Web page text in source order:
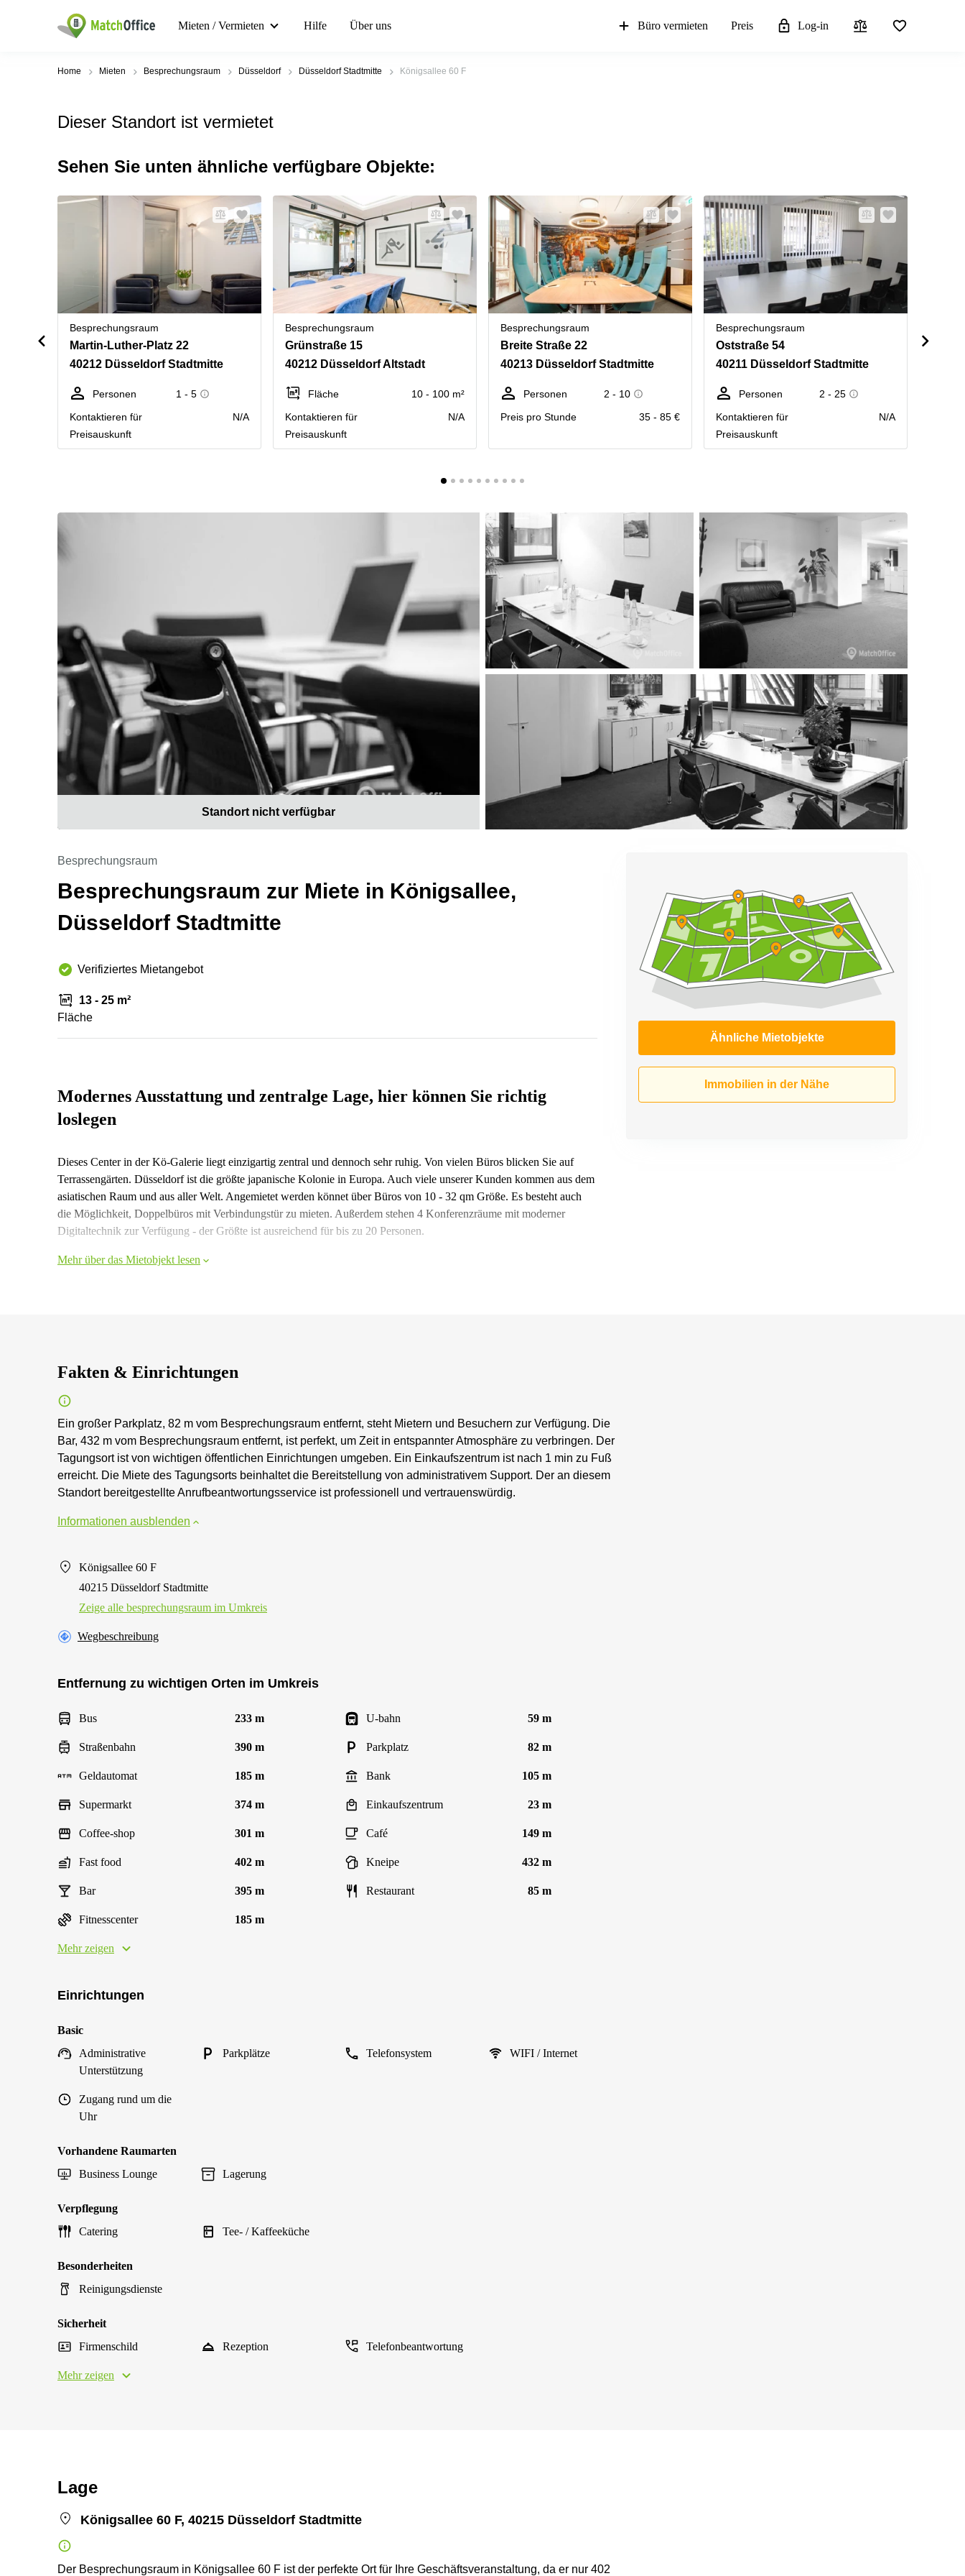
Mieten / Vermieten Hilfe Über uns Büro vermieten Preis Log-in
Home Mieten Besprechungsraum Düsseldorf Düsseldorf Stadtmitte Königsallee 60 F
Dieser Standort ist vermietet
Sehen Sie unten ähnliche verfügbare Objekte:
Besprechungsraum
Martin-Luther-Platz 22
40212 Düsseldorf Stadtmitte
Personen
1 - 5
Kontaktieren für
Preisauskunft
N/A
Besprechungsraum
Grünstraße 15
40212 Düsseldorf Altstadt
Fläche
10 - 100 m²
Kontaktieren für
Preisauskunft
N/A
Besprechungsraum
Breite Straße 22
40213 Düsseldorf Stadtmitte
Personen
2 - 10
Preis pro Stunde
35 - 85 €
Besprechungsraum
Oststraße 54
40211 Düsseldorf Stadtmitte
Personen
2 - 25
Kontaktieren für
Preisauskunft
N/A
Standort nicht verfügbar
Besprechungsraum
Besprechungsraum zur Miete in Königsallee,
Düsseldorf Stadtmitte
Verifiziertes Mietangebot
13 - 25 m²
Fläche
Ähnliche Mietobjekte
Immobilien in der Nähe
Modernes Ausstattung und zentralge Lage, hier können Sie richtig
loslegen
Dieses Center in der Kö-Galerie liegt einzigartig zentral und dennoch sehr ruhig. Von vielen Büros blicken Sie auf
Terrassengärten. Düsseldorf ist die größte japanische Kolonie in Europa. Auch viele unserer Kunden kommen aus dem
asiatischen Raum und aus aller Welt. Angemietet werden könnet über Büros von 10 -­ 32 qm Größe. Es besteht auch
die Möglichkeit, Doppelbüros mit Verbindungstür zu mieten. Außerdem stehen 4 Konferenzräume mit moderner
Digitaltechnik zur Verfügung - der Größte ist ausreichend für bis zu 20 Personen.
Mehr über das Mietobjekt lesen
Fakten & Einrichtungen
Ein großer Parkplatz, 82 m vom Besprechungsraum entfernt, steht Mietern und Besuchern zur Verfügung. Die
Bar, 432 m vom Besprechungsraum entfernt, ist perfekt, um Zeit in entspannter Atmosphäre zu verbringen. Der
Tagungsort ist von wichtigen öffentlichen Einrichtungen umgeben. Ein Einkaufszentrum ist nach 1 min zu Fuß
erreicht. Die Miete des Tagungsorts beinhaltet die Bereitstellung von administrativem Support. Der an diesem
Standort bereitgestellte Anrufbeantwortungsservice ist professionell und vertrauenswürdig.
Informationen ausblenden
Königsallee 60 F
40215 Düsseldorf Stadtmitte
Zeige alle besprechungsraum im Umkreis
Wegbeschreibung
Entfernung zu wichtigen Orten im Umkreis
Bus 233 m U-bahn 59 m
Straßenbahn 390 m Parkplatz 82 m
Geldautomat 185 m Bank 105 m
Supermarkt 374 m Einkaufszentrum 23 m
Coffee-shop 301 m Café 149 m
Fast food 402 m Kneipe 432 m
Bar 395 m Restaurant 85 m
Fitnesscenter 185 m
Mehr zeigen
Einrichtungen
Basic
Administrative
Unterstützung
Parkplätze Telefonsystem WIFI / Internet
Zugang rund um die
Uhr
Vorhandene Raumarten
Business Lounge
Lagerung
Verpflegung
Catering
Tee- / Kaffeeküche
Besonderheiten
Reinigungsdienste
Sicherheit
Firmenschild
Rezeption Telefonbeantwortung
Mehr zeigen
Lage
Königsallee 60 F, 40215 Düsseldorf Stadtmitte
Der Besprechungsraum in Königsallee 60 F ist der perfekte Ort für Ihre Geschäftsveranstaltung, da er nur 402